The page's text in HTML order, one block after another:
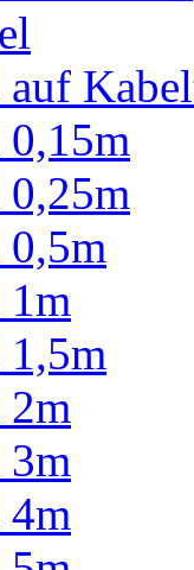
1m
2m
3m
4m